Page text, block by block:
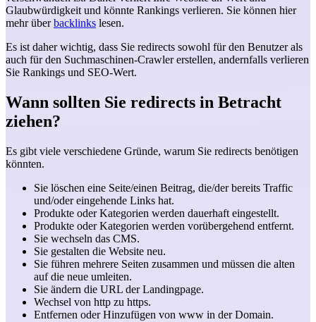
Glaubwürdigkeit und könnte Rankings verlieren. Sie können hier
mehr überbacklinks lesen.
Es ist daher wichtig, dass Sie redirects sowohl für den Benutzer als
auch für den Suchmaschinen-Crawler erstellen, andernfalls verlieren
Sie Rankings und SEO-Wert.
Wann sollten Sie redirects in Betracht
ziehen?
Es gibt viele verschiedene Gründe, warum Sie redirects benötigen
könnten.
Sie löschen eine Seite/einen Beitrag, die/der bereits Traffic
und/oder eingehende Links hat.
Produkte oder Kategorien werden dauerhaft eingestellt.
Produkte oder Kategorien werden vorübergehend entfernt.
Sie wechseln das CMS.
Sie gestalten die Website neu.
Sie führen mehrere Seiten zusammen und müssen die alten
auf die neue umleiten.
Sie ändern die URL der Landingpage.
Wechsel von http zu https.
Entfernen oder Hinzufügen von www in der Domain.